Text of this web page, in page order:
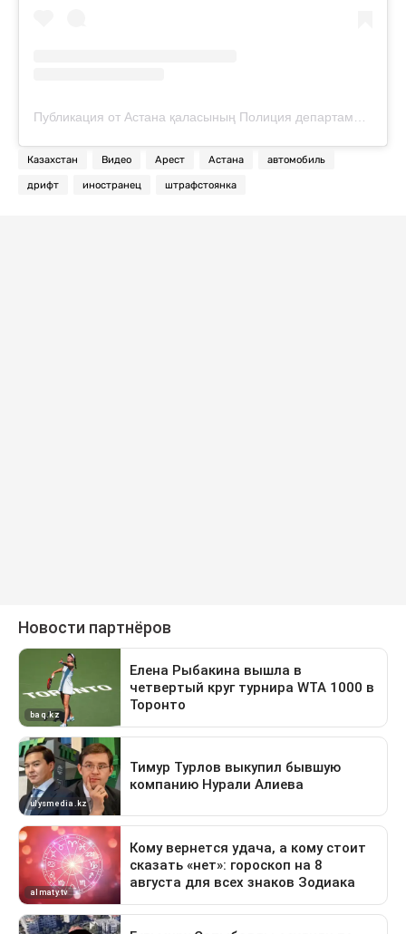
Казахстан Видео Арест Астана автомобиль
дрифт иностранец штрафстоянка